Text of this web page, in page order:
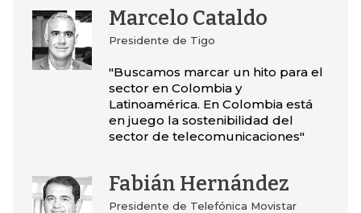
Marcelo Cataldo
Presidente de Tigo
"Buscamos marcar un hito para el
sector en Colombia y
Latinoamérica. En Colombia está
en juego la sostenibilidad del
sector de telecomunicaciones"
Fabián Hernández
Presidente de Telefónica Movistar